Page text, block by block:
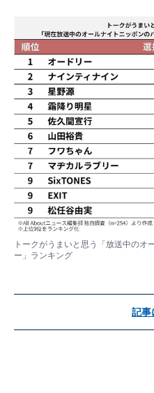
トークがうまいと思う「放送中のオ
ー」ランキング
記事